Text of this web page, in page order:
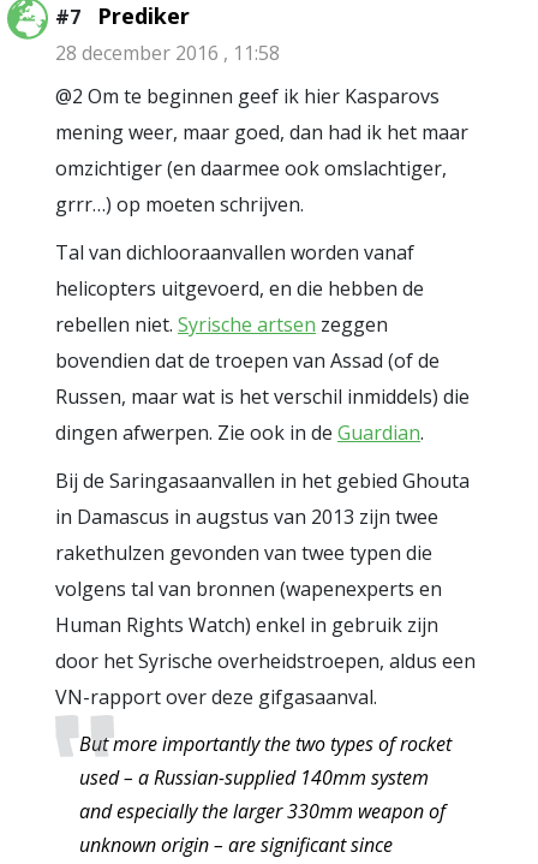
#7 Prediker
28 december 2016 , 11:58
@2 Om te beginnen geef ik hier Kasparovs
mening weer, maar goed, dan had ik het maar
omzichtiger (en daarmee ook omslachtiger,
grrr…) op moeten schrijven.
Tal van dichlooraanvallen worden vanaf
helicopters uitgevoerd, en die hebben de
rebellen niet. Syrische artsen zeggen
bovendien dat de troepen van Assad (of de
Russen, maar wat is het verschil inmiddels) die
dingen afwerpen. Zie ook in de Guardian.
Bij de Saringasaanvallen in het gebied Ghouta
in Damascus in augstus van 2013 zijn twee
rakethulzen gevonden van twee typen die
volgens tal van bronnen (wapenexperts en
Human Rights Watch) enkel in gebruik zijn
door het Syrische overheidstroepen, aldus een
VN-rapport over deze gifgasaanval.
But more importantly the two types of rocket
used – a Russian-supplied 140mm system
and especially the larger 330mm weapon of
unknown origin – are significant since